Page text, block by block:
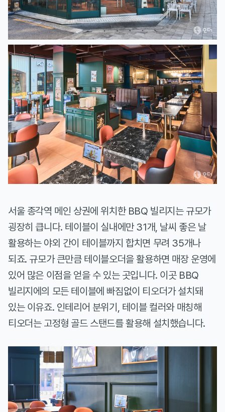
서울 종각역 메인 상권에 위치한 BBQ 빌리지는 규모가
굉장히 큽니다. 테이블이 실내에만 31개, 날씨 좋은 날
활용하는 야외 간이 테이블까지 합치면 무려 35개나
되죠. 규모가 큰만큼 테이블오더을 활용하면 매장 운영에
있어 많은 이점을 얻을 수 있는 곳입니다. 이곳 BBQ
빌리지에의 모든 테이블에 빠짐없이 티오더가 설치돼
있는 이유죠. 인테리어 분위기, 테이블 컬러와 매칭해
티오더는 고정형 골드 스탠드를 활용해 설치했습니다.